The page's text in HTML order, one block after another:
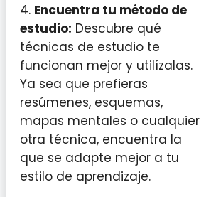
4. Encuentra tu método de
estudio: Descubre qué
técnicas de estudio te
funcionan mejor y utilízalas.
Ya sea que prefieras
resúmenes, esquemas,
mapas mentales o cualquier
otra técnica, encuentra la
que se adapte mejor a tu
estilo de aprendizaje.